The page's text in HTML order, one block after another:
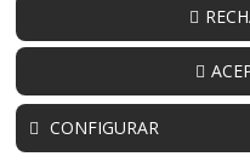
CONFIGURAR